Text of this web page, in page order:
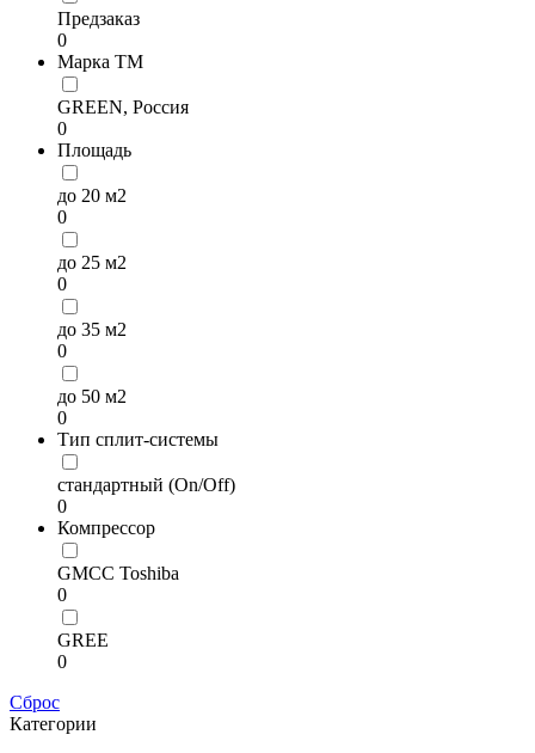
Предзаказ
0
Марка ТМ
GREEN, Россия
0
Площадь
до 20 м2
0
до 25 м2
0
до 35 м2
0
до 50 м2
0
Тип сплит-системы
стандартный (On/Off)
0
Компрессор
GMCC Toshiba
0
GREE
0
Сброс
Категории